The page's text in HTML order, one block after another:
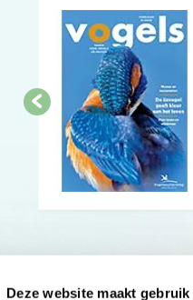
Deze website maakt